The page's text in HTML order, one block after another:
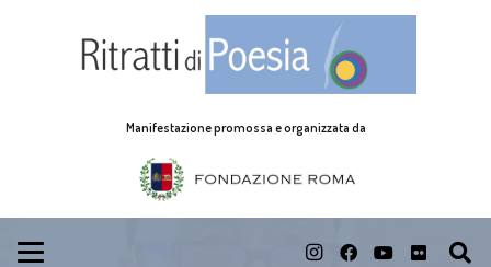
Manifestazione promossa e organizzata da